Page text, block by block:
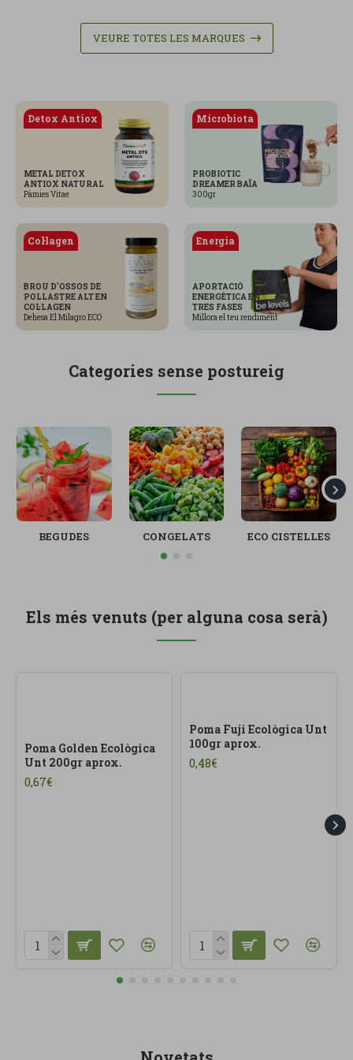
VEURE TOTES LES MARQUES
Detox Antiox
METAL DETOX
ANTIOX NATURAL
Pàmies Vitae
Microbiota
PROBIOTIC
DREAMER BAÏA
300gr
Col·lagen
BROU D'OSSOS DE
POLLASTRE ALT EN
COL·LAGEN
Dehesa El Milagro ECO
Energia
APORTACIÓ
ENERGÈTICA EN
TRES FASES
Millora el teu rendiment
Categories sense postureig
BEGUDES CONGELATS ECO CISTELLES
Els més venuts (per alguna cosa serà)
Poma Golden Ecològica
Unt 200gr aprox.
0,67€
Poma Fuji Ecològica Unt
100gr aprox.
0,48€